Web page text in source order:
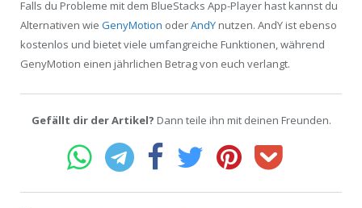
Falls du Probleme mit dem BlueStacks App-Player hast kannst du
Alternativen wie GenyMotion oderAndY nutzen. AndY ist ebenso
kostenlos und bietet viele umfangreiche Funktionen, während
GenyMotion einen jährlichen Betrag von euch verlangt.
Gefällt dir der Artikel? Dann teile ihn mit deinen Freunden.